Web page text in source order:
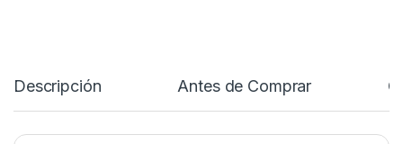
Descripción Antes de Comprar